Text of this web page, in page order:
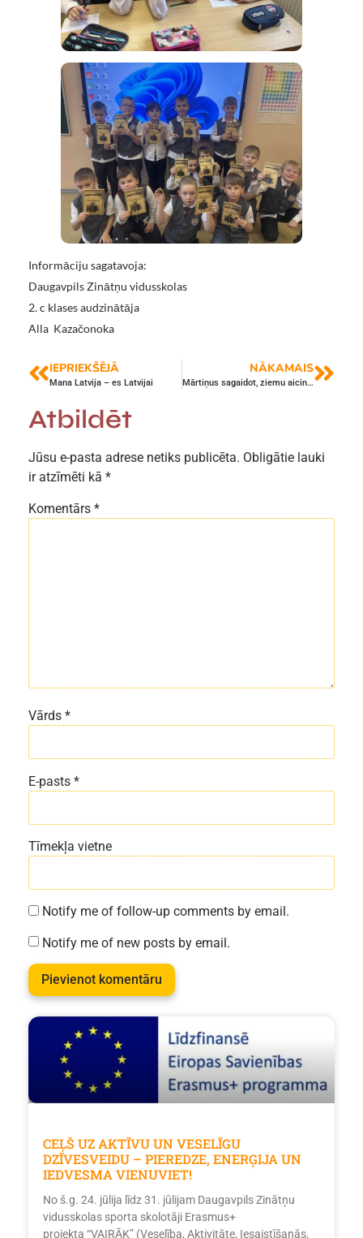
Informāciju sagatavoja:
Daugavpils Zinātņu vidusskolas
2. c klases audzinātāja
Alla Kazačonoka
IEPRIEKŠĒJĀ
Mana Latvija – es Latvijai
NĀKAMAIS
Mārtiņus sagaidot, ziemu aicinot!
Atbildēt
Jūsu e-pasta adrese netiks publicēta. Obligātie lauki
ir atzīmēti kā *
Komentārs *
Vārds *
E-pasts *
Tīmekļa vietne
Notify me of follow-up comments by email.
Notify me of new posts by email.
CEĻŠ UZ AKTĪVU UN VESELĪGU
DZĪVESVEIDU – PIEREDZE, ENERĢIJA UN
IEDVESMA VIENUVIET!
No š.g. 24. jūlija līdz 31. jūlijam Daugavpils Zinātņu
vidusskolas sporta skolotāji Erasmus+
projekta “VAIRĀK” (Veselība, Aktivitāte, Iesaistīšanās,